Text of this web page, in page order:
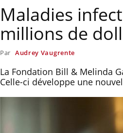
Maladies
millions de
Par Audrey Vaugrente
La Fondation Bill & Melinda
Celle-ci développe une